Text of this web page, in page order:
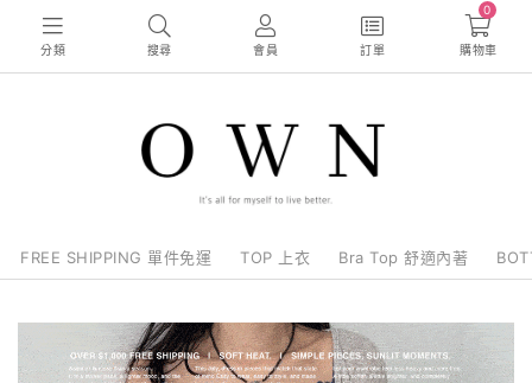
分類 搜尋 會員 訂單
0
購物車
FREE SHIPPING 單件免運 TOP 上衣 Bra Top 舒適內著